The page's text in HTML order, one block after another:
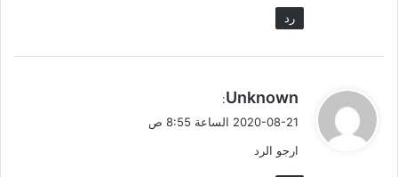
رد
ي
ل
Unknown
:
2020-08-21 الساعة 8:55 ص
ارجو الرد